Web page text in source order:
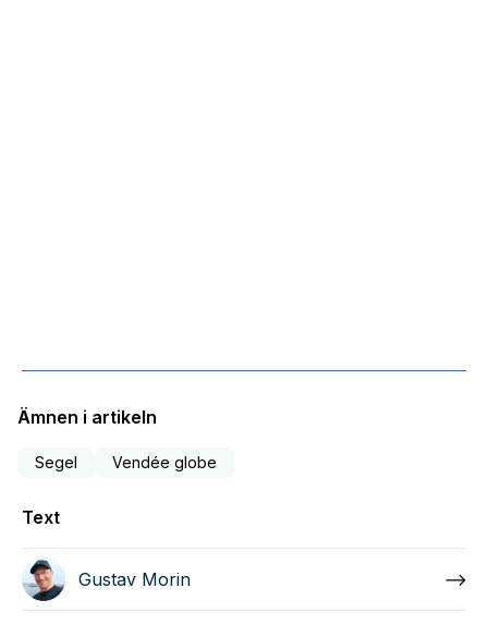
Ämnen i artikeln
Segel Vendée globe
Text
Gustav Morin